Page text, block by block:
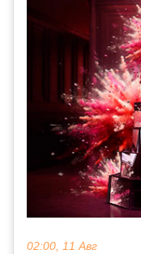
02:00, 11 Авг